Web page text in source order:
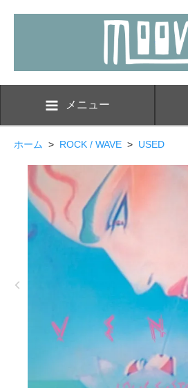
メニュー
ホーム > ROCK / WAVE > USED